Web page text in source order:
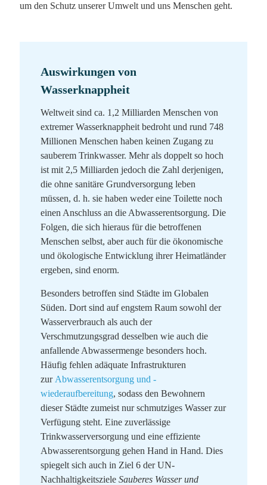
um den Schutz unserer Umwelt und uns Menschen geht.
Auswirkungen von
Wasserknappheit
Weltweit sind ca. 1,2 Milliarden Menschen von
extremer Wasserknappheit bedroht und rund 748
Millionen Menschen haben keinen Zugang zu
sauberem Trinkwasser. Mehr als doppelt so hoch
ist mit 2,5 Milliarden jedoch die Zahl derjenigen,
die ohne sanitäre Grundversorgung leben
müssen, d. h. sie haben weder eine Toilette noch
einen Anschluss an die Abwasserentsorgung. Die
Folgen, die sich hieraus für die betroffenen
Menschen selbst, aber auch für die ökonomische
und ökologische Entwicklung ihrer Heimatländer
ergeben, sind enorm.
Besonders betroffen sind Städte im Globalen
Süden. Dort sind auf engstem Raum sowohl der
Wasserverbrauch als auch der
Verschmutzungsgrad desselben wie auch die
anfallende Abwassermenge besonders hoch.
Häufig fehlen adäquate Infrastrukturen
zur Abwasserentsorgung und -
wiederaufbereitung, sodass den Bewohnern
dieser Städte zumeist nur schmutziges Wasser zur
Verfügung steht. Eine zuverlässige
Trinkwasserversorgung und eine effiziente
Abwasserentsorgung gehen Hand in Hand. Dies
spiegelt sich auch in Ziel 6 der UN-
Nachhaltigkeitsziele Sauberes Wasser und